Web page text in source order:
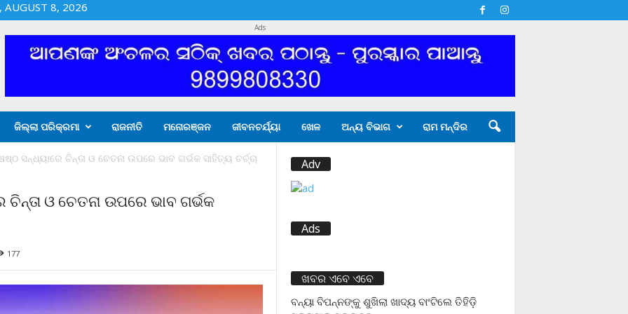
AUGUST 8, 2026
Ads
ଜିଲ୍ଲା ପରିକ୍ରମା ରାଜନୀତି ମନୋରଞ୍ଜନ ଜୀବନଚର୍ଯ୍ୟା ଖେଳ ଅନ୍ୟ ବିଭାଗ ରାମ ମନ୍ଦିର
ସନ୍ଧ୍ୟାରେ ଚିନ୍ତା ଓ ଚେତନା ଉପରେ ଭାବ ଗର୍ଭକ ସାହିତ୍ୟ ଚର୍ଚ୍ଚା
ଓ ଚେତନା ଉପରେ ଭାବ ଗର୍ଭକ
177
Adv
Ads
ଖବର ଏବେ ଏବେ
ବନ୍ୟା ବିପନ୍ନଙ୍କୁ ଶୁଖିଲା ଖାଦ୍ୟ ବାଂଟିଲେ ତିହିଡି଼